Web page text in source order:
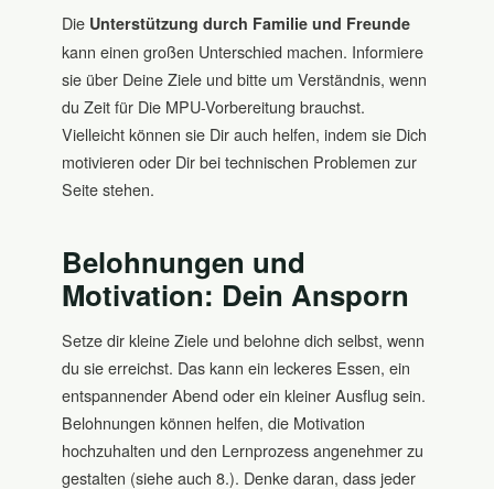
Die Unterstützung durch Familie und Freunde
kann einen großen Unterschied machen. Informiere
sie über Deine Ziele und bitte um Verständnis, wenn
du Zeit für Die MPU-Vorbereitung brauchst.
Vielleicht können sie Dir auch helfen, indem sie Dich
motivieren oder Dir bei technischen Problemen zur
Seite stehen.
Belohnungen und
Motivation: Dein Ansporn
Setze dir kleine Ziele und belohne dich selbst, wenn
du sie erreichst. Das kann ein leckeres Essen, ein
entspannender Abend oder ein kleiner Ausflug sein.
Belohnungen können helfen, die Motivation
hochzuhalten und den Lernprozess angenehmer zu
gestalten (siehe auch 8.). Denke daran, dass jeder